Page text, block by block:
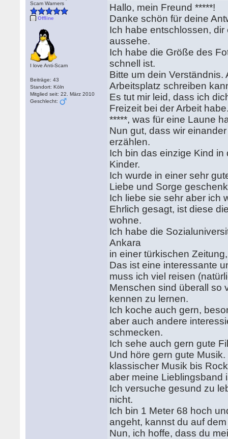
Scam Warners
Offline
I love Anti-Scam
Beiträge: 43
Standort: Köln
Mitglied seit: 22. März 2010
Geschlecht:
Hallo, mein Freund *****!
Danke schön für deine
Ich habe entschlossen,
aussehe.
Ich habe die Größe des
schnell ist.
Bitte um dein
Arbeitsplatz schreiben
Es tut mir leid, dass ich
Freizeit bei der Arbeit
*****, was für eine Laune
Nun gut, dass wir
erzählen.
Ich bin das einzige Kind
Kinder.
Ich wurde in einer sehr
Liebe und Sorge
Ich liebe sie sehr aber ich
Ehrlich gesagt, ist diese
wohne.
Ich habe die
Ankara
in einer türkischen
Das ist eine interessante
muss ich viel reisen
Menschen sind überall so
kennen zu lernen.
Ich koche auch gern,
aber auch andere
schmecken.
Ich sehe auch gern gute
Und höre gern gute
klassischer Musik bis
aber meine Lieblingsband
Ich versuche gesund zu
nicht.
Ich bin 1 Meter 68 hoch
angeht, kannst du auf
Nun, ich hoffe, dass du